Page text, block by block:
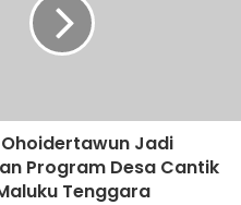
Jadi
Program Desa Cantik
Tenggara